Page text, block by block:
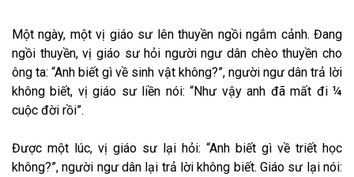
Một ngày, một vị giáo sư lên thuyền ngồi ngắm cảnh. Đang
ngồi thuyền, vị giáo sư hỏi người ngư dân chèo thuyền cho
ông ta: “Anh biết gì về sinh vật không?”, người ngư dân trả lời
không biết, vị giáo sư liền nói: “Như vậy anh đã mất đi ¼
cuộc đời rồi”.
Được một lúc, vị giáo sư lại hỏi: “Anh biết gì về triết học
không?”, người ngư dân lại trả lời không biết. Giáo sư lại nói: